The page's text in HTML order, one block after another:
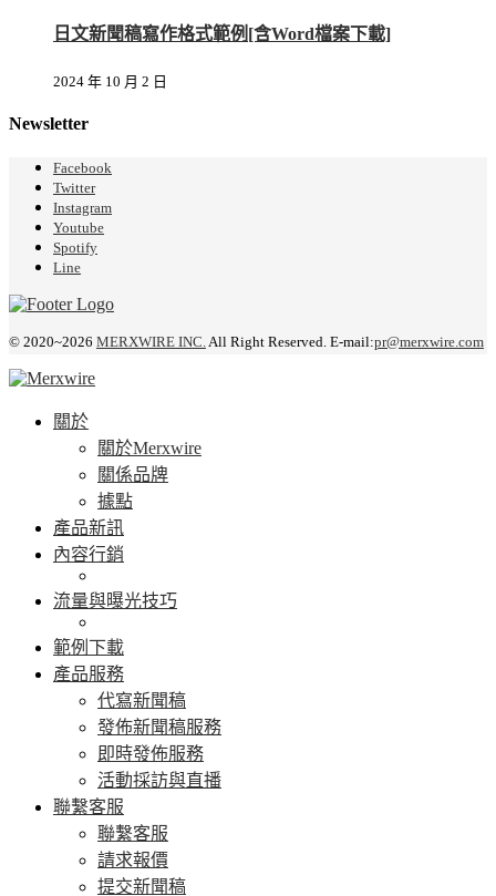
日文新聞稿寫作格式範例[含Word檔案下載]
2024 年 10 月 2 日
Newsletter
Facebook
Twitter
Instagram
Youtube
Spotify
Line
© 2020~2026 MERXWIRE INC.All Right Reserved. E-mail:pr@merxwire.com
關於
關於Merxwire
關係品牌
據點
產品新訊
內容行銷
流量與曝光技巧
範例下載
產品服務
代寫新聞稿
發佈新聞稿服務
即時發佈服務
活動採訪與直播
聯繫客服
聯繫客服
請求報價
提交新聞稿